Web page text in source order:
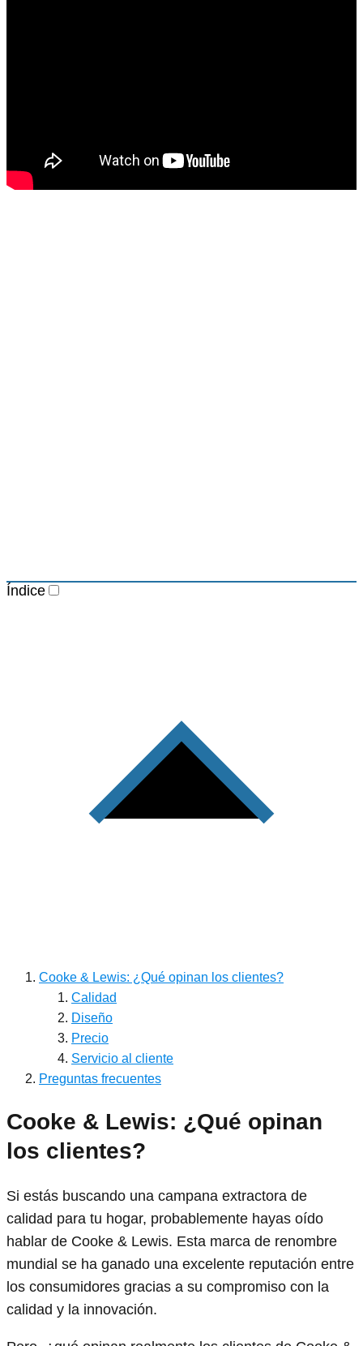
Índice
Cooke & Lewis: ¿Qué opinan los clientes?
Calidad
Diseño
Precio
Servicio al cliente
Preguntas frecuentes
Cooke & Lewis: ¿Qué opinan
los clientes?
Si estás buscando una campana extractora de
calidad para tu hogar, probablemente hayas oído
hablar de Cooke & Lewis. Esta marca de renombre
mundial se ha ganado una excelente reputación entre
los consumidores gracias a su compromiso con la
calidad y la innovación.